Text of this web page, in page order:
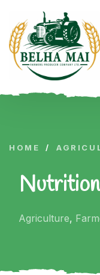
HOME /
Agriculture,